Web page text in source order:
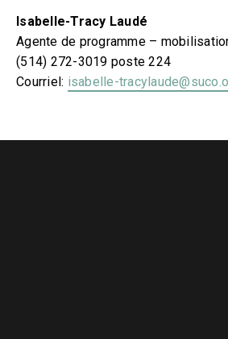
Isabelle-Tracy Laudé
Agente de programme –
(514) 272-3019 poste 224
Courriel: isabelle-